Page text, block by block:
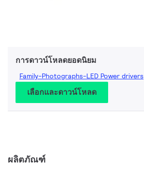
การดาวน์โหลดยอดนิยม
Family-Photographs-LED Power drivers
เลือกและดาวน์โหลด
ผลิตภัณฑ์